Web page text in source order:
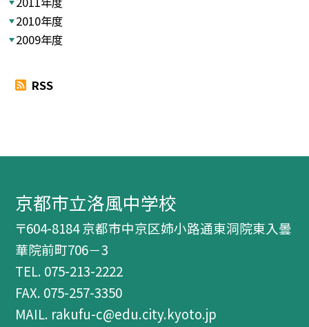
2010年度
2009年度
RSS
京都市立洛風中学校
〒604-8184 京都市中京区姉小路通東洞院東入曇
華院前町706－3
TEL. 075-213-2222
FAX. 075-257-3350
MAIL. rakufu-c@edu.city.kyoto.jp